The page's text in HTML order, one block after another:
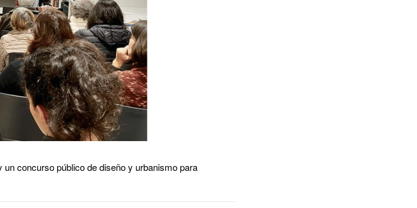
concurso público de diseño y urbanismo para